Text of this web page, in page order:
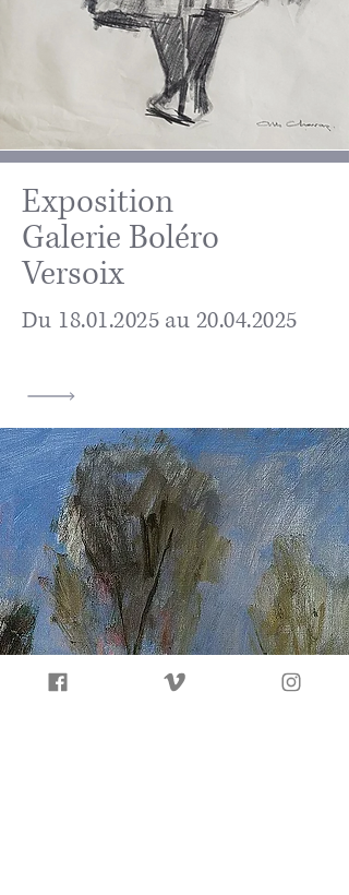
Exposition
Galerie Boléro
Versoix
Du 18.01.2025 au 20.04.2025